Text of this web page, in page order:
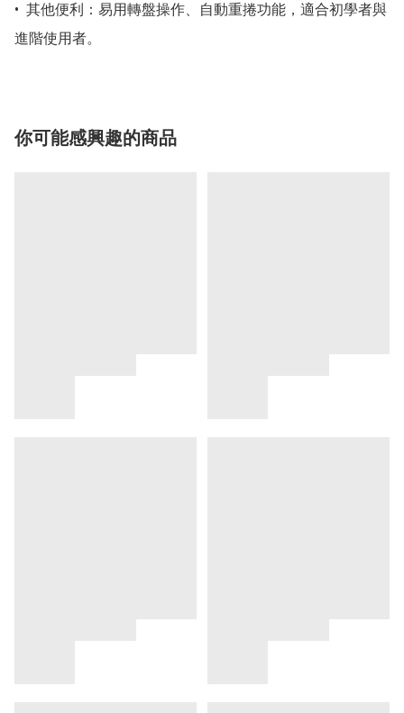
•  其他便利：易用轉盤操作、自動重捲功能，適合初學者與
進階使用者。
你可能感興趣的商品